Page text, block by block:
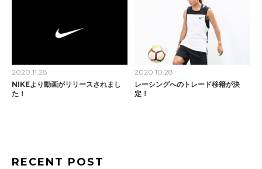
2020.11.28
NIKEより動画がリリースされまし
た！
2020.10.28
レーシングへのトレード移籍が決
定！
RECENT POST